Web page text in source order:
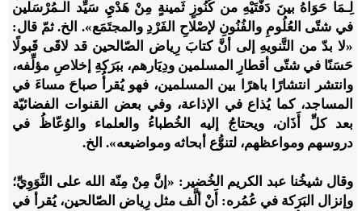
لِـمَا حَوَاهُ بينَ دَفَّتَيْهِ من كُنُوزٍ ثَمينةٍ مِنْ هَدْيِ سَيِّد الـمُرْسَلين
في شتّى العُلُومِ والفُنُونِ لإصْلاحِ الفَرْدِ والمجتَمَع». الخ. ثمّ قال:
«لا بدّ من التَّنويهِ إلى أنَّ كتابَ رِياض الصّالحين قد لاقَى قَبولًا
حَسَنًا في شتّى أقطارِ المسلمين ودِيَارهم، ببَرَكةِ إخلاصِ مؤلِّفه،
وانتشر انتشارًا باهرًا بين المسلمين، فهو يُقرأُ صباحَ مساءَ في
المساجد، كما يُذاع في الإذاعة، وفي بعض القنوات الفضائيّة
بعد كلِّ أَذَان، ويحتاجُ إليه الخُطباءُ والعلماء والوُعّاظُ في
دروسهم ومواعظهم، لتنوُّع أبحاثه ومواضيعه». الخ.
وقال شيخُنا عبد الكريم الخُضير: «إنَّ مِنْ مِنّة الله على النَّوَوِيِّ؛
وإنزال البَرَكة في عُمُره: أَنْ ألَّف مثل رِياض الصّالحين، ‌يُقرأ في